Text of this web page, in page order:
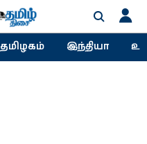
தமிழகம் இந்தியா